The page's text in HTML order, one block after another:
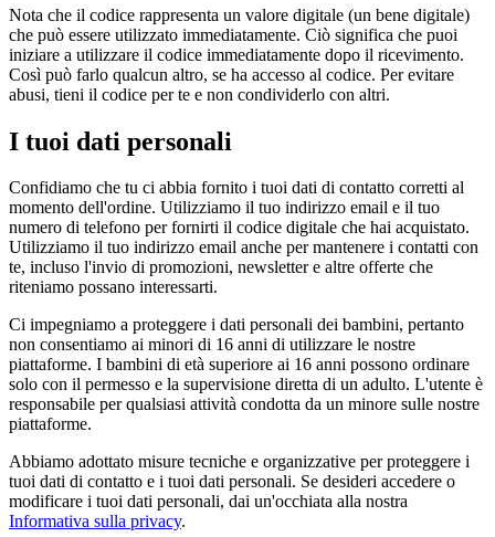
Nota che il codice rappresenta un valore digitale (un bene digitale)
che può essere utilizzato immediatamente. Ciò significa che puoi
iniziare a utilizzare il codice immediatamente dopo il ricevimento.
Così può farlo qualcun altro, se ha accesso al codice. Per evitare
abusi, tieni il codice per te e non condividerlo con altri.
I tuoi dati personali
Confidiamo che tu ci abbia fornito i tuoi dati di contatto corretti al
momento dell'ordine. Utilizziamo il tuo indirizzo email e il tuo
numero di telefono per fornirti il codice digitale che hai acquistato.
Utilizziamo il tuo indirizzo email anche per mantenere i contatti con
te, incluso l'invio di promozioni, newsletter e altre offerte che
riteniamo possano interessarti.
Ci impegniamo a proteggere i dati personali dei bambini, pertanto
non consentiamo ai minori di 16 anni di utilizzare le nostre
piattaforme. I bambini di età superiore ai 16 anni possono ordinare
solo con il permesso e la supervisione diretta di un adulto. L'utente è
responsabile per qualsiasi attività condotta da un minore sulle nostre
piattaforme.
Abbiamo adottato misure tecniche e organizzative per proteggere i
tuoi dati di contatto e i tuoi dati personali. Se desideri accedere o
modificare i tuoi dati personali, dai un'occhiata alla nostra
Informativa sulla privacy.